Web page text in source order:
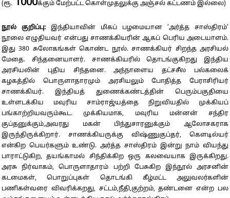
(ரூ. 1000க்கும் மேற்பட்ட கொள்முதலுக்கு அஞ்சல் கட்டணம் இல்லை)
நூல் குறிப்பு: இந்தியாவின் மிகப் பழமையான ‘அர்த்த சாஸ்திரம்’
நூலை எழுதியவர் என்பது சாணக்கியரின் ஆகப் பெரிய அடையாளம்.
இது 380 சுலோகங்கள் கொண்ட நூல். சாணக்கியர் சிறந்த அரசியல்
மேதை. சிந்தனையாளர். சாணக்கியரில் தொடங்குகிறது இந்திய
அரசியலின் புதிய சிந்தனை. அந்நாளைய தட்சசீல பல்கலைக்
கழகத்தில் பொருளாதாரமும் அரசியலும் போதித்த பேராசிரியர்
சாணக்கியர். இந்தியத் துணைக்கண்டத்தின் பெரும்பகுதியை
உள்ளடக்கிய மவுரிய சாம்ராஜ்யத்தை நிறுவியதில் முக்கியப்
பங்காற்றியவரும்கூட. முக்கியமாக, மவுரிய மன்னன் சந்திர
குப்தனுக்கும்,அவரது மகன் பிந்துசாரனுக்கும் ஆலோசகராக
இருந்திருக்கிறார். சாணக்கியருக்கு விஷ்ணுகுப்தர், கௌடில்யர்
என்கிற பெயர்களும் உண்டு. அர்த்த சாஸ்திரம் இன்று நாம் வியந்து
பாராட்டுகிற, தயங்காமல் சிந்திக்கிற ஒரு கலவையாக இருக்கிறது.
அரசு நிர்வாகம், பொருளாதாரம் பற்றி பேசுகிற இந்நூல் அரசனின்
கடமைகள், பொறுப்புகள் தொடங்கி கீழ்மட்ட அலுவலர்களின்
பணிகள்வரை விவரிக்கறது, சட்டம்,நீதி,குற்றம், தண்டனை என்ற பல